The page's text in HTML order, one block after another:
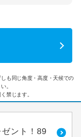
も同じ角度・高度・天候での
。
禁じます。
ント！89